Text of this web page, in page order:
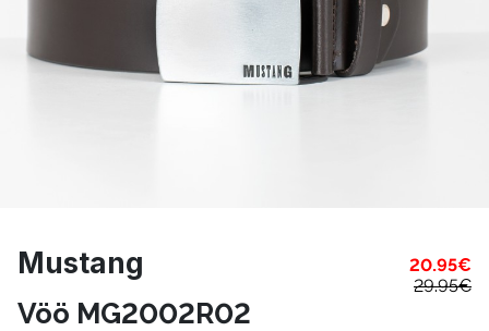
Mustang 20.95€
29.95€
Vöö MG2002R02